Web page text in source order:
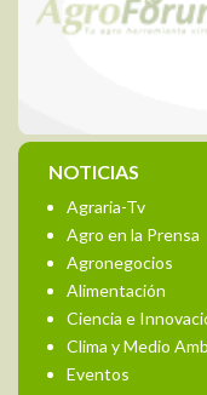
NOTICIAS
Agraria-Tv
Agro en la Prensa
Agronegocios
Alimentación
Ciencia e
Clima y Medio
Eventos